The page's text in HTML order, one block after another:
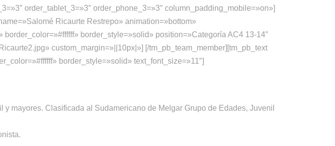
order_tablet_3=»3″ order_phone_3=»3″ column_padding_mobile=»on»]
Ricaurte Restrepo» animation=»bottom»
border_style=»solid» position=»Categoría AC4 13-14″
custom_margin=»||10px|»] [/tm_pb_team_member][tm_pb_text
border_style=»solid» text_font_size=»11″]
mayores. Clasificada al Sudamericano de Melgar Grupo de Edades, Juvenil